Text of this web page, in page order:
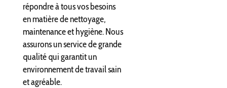
répondre à tous vos besoins
en matière de nettoyage,
maintenance et hygiène. Nous
assurons un service de grande
qualité qui garantit un
environnement de travail sain
et agréable.